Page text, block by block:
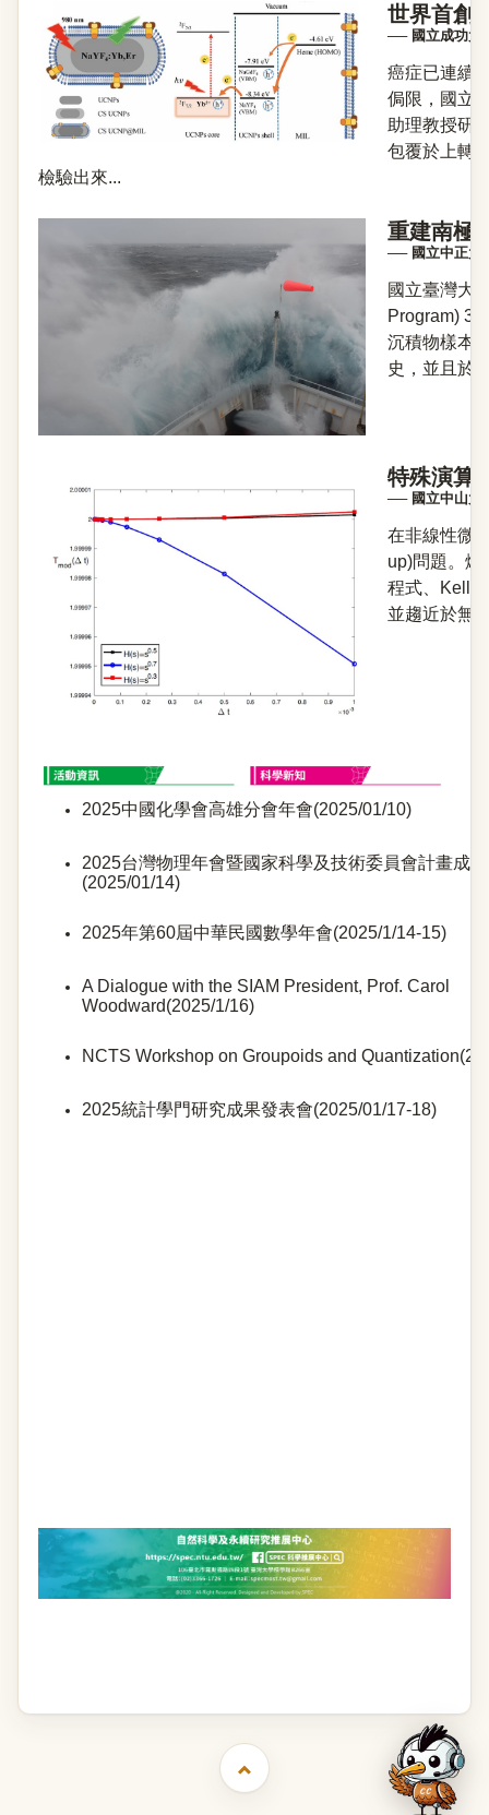
世界首創
── 國立成功大
癌症已連續
侷限，國立
助理教授研
包覆於上轉
檢驗出來...
重建南極
── 國立中正大
國立臺灣大
Program)
沉積物樣本
史，並且於
特殊演算
── 國立中山大
在非線性微
up)問題。爆
程式、
並趨近於無
2025中國化學會高雄分會年會(2025/01/10)
2025台灣物理年會暨國家科學及技術委員會計畫成
(2025/01/14)
2025年第60屆中華民國數學年會(2025/1/14-15)
A Dialogue with the SIAM President, Prof. Carol
Woodward(2025/1/16)
NCTS Workshop on Groupoids and
2025統計學門研究成果發表會(2025/01/17-18)